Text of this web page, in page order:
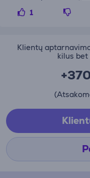
1
Klientų
kilus bet